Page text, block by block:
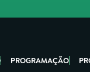
PROGRAMAÇÃO